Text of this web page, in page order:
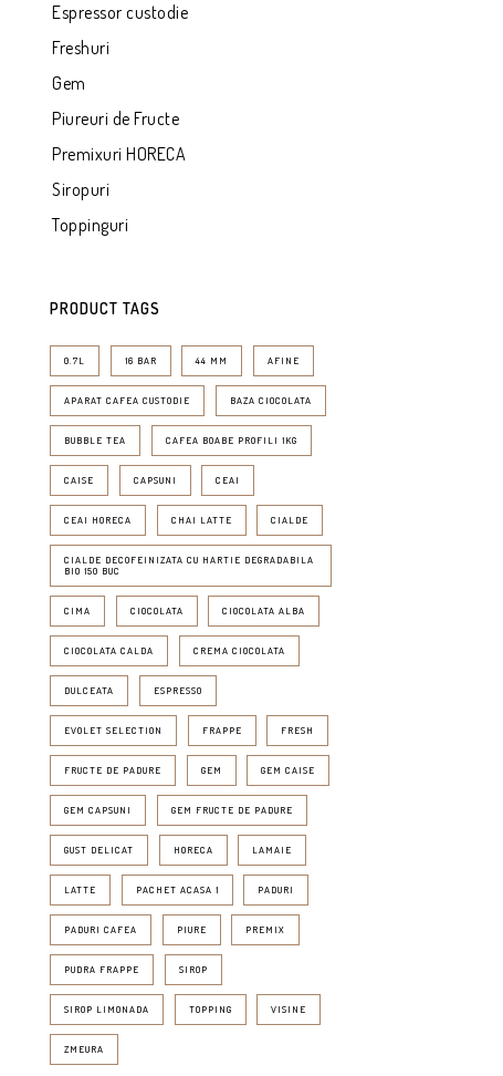
Espressor custodie
Freshuri
Gem
Piureuri de Fructe
Premixuri HORECA
Siropuri
Toppinguri
PRODUCT TAGS
0.7L 16 BAR 44 MM AFINE
APARAT CAFEA CUSTODIE BAZA CIOCOLATA
BUBBLE TEA CAFEA BOABE PROFILI 1KG
CAISE CAPSUNI CEAI
CEAI HORECA CHAI LATTE CIALDE
CIALDE DECOFEINIZATA CU HARTIE DEGRADABILA
BIO 150 BUC
CIMA CIOCOLATA CIOCOLATA ALBA
CIOCOLATA CALDA CREMA CIOCOLATA
DULCEATA ESPRESSO
EVOLET SELECTION FRAPPE FRESH
FRUCTE DE PADURE GEM GEM CAISE
GEM CAPSUNI GEM FRUCTE DE PADURE
GUST DELICAT HORECA LAMAIE
LATTE PACHET ACASA 1 PADURI
PADURI CAFEA PIURE PREMIX
PUDRA FRAPPE SIROP
SIROP LIMONADA TOPPING VISINE
ZMEURA